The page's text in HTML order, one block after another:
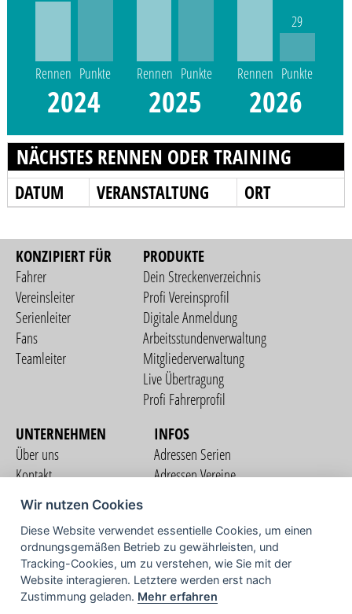
Rennen Punkte
2024
Rennen Punkte
2025
Rennen
29
Punkte
2026
NÄCHSTES RENNEN ODER TRAINING
DATUM VERANSTALTUNG ORT
KONZIPIERT FÜR
Fahrer
Vereinsleiter
Serienleiter
Fans
Teamleiter
PRODUKTE
Dein Streckenverzeichnis
Profi Vereinsprofil
Digitale Anmeldung
Arbeitsstundenverwaltung
Mitgliederverwaltung
Live Übertragung
Profi Fahrerprofil
UNTERNEHMEN
Über uns
Kontakt
Nutzungsbedingungen
Datenschutzerklärung
Impressum
INFOS
Adressen Serien
Adressen Vereine
COMMUNITY
Wir nutzen Cookies
Diese Website verwendet essentielle Cookies, um einen
ordnungsgemäßen Betrieb zu gewährleisten, und
Tracking-Cookies, um zu verstehen, wie Sie mit der
Website interagieren. Letztere werden erst nach
Zustimmung geladen. Mehr erfahren